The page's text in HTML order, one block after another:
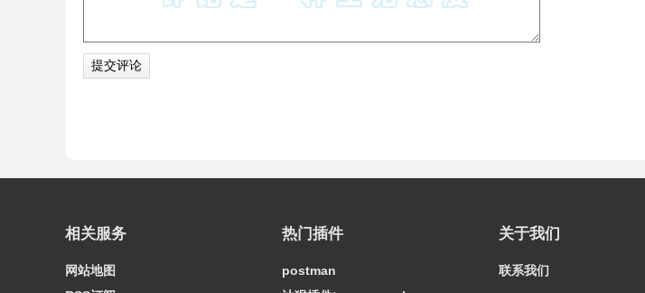
相关服务
网站地图
热门插件
postman
关于我们
联系我们